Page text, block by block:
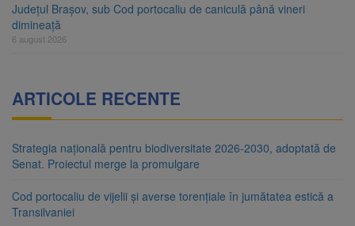
Județul Brașov, sub Cod portocaliu de caniculă până vineri
dimineață
6 august 2026
ARTICOLE RECENTE
Strategia națională pentru biodiversitate 2026-2030, adoptată de
Senat. Proiectul merge la promulgare
Cod portocaliu de vijelii și averse torențiale în jumătatea estică a
Transilvaniei